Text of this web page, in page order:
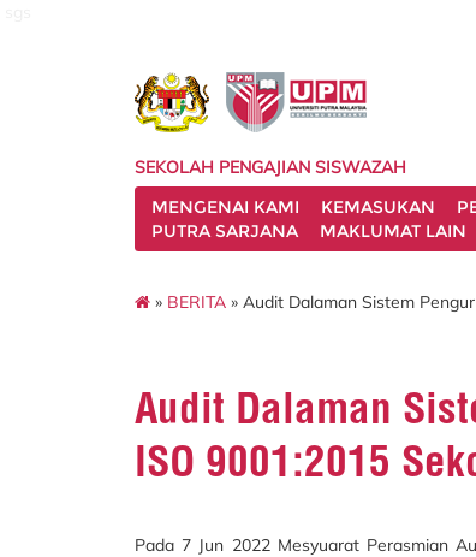
SEKOLAH PENGAJIAN SISWAZAH
MENGENAI KAMI
KEMASUKAN
PUTRA SARJANA
MAKLUMAT LAIN
» BERITA » Audit Dalaman Sistem
Audit Dalaman
ISO 9001:2015
Pada 7 Jun 2022 Mesyuarat Perasmian